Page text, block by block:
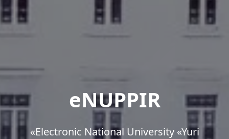
eNUPPIR
«Еlectronic National University «Yuri